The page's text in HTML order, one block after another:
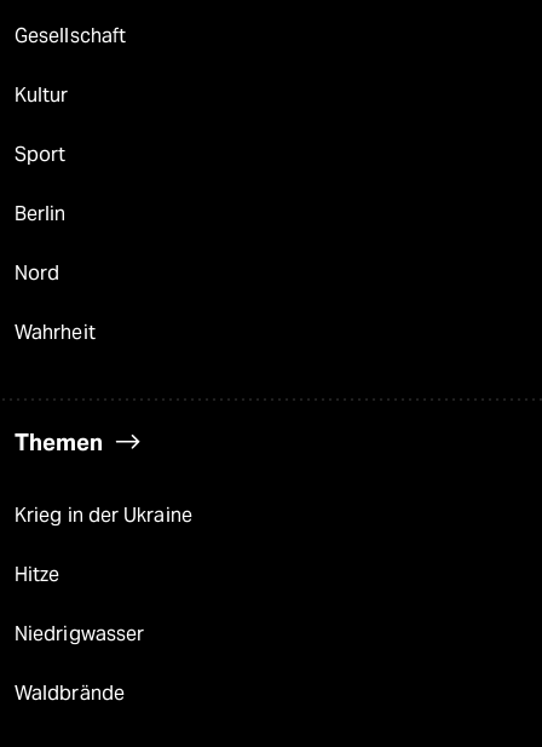
wahrheit
verlag
verlag
veranstaltungen
unterstützen
abo
genossenschaft
Gesellschaft
Kultur
Sport
Berlin
Nord
Wahrheit
Themen
Krieg in der Ukraine
Hitze
Niedrigwasser
Waldbrände